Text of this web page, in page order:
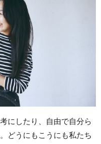
にしたり、自由で自分ら
どうにもこうにも私たち